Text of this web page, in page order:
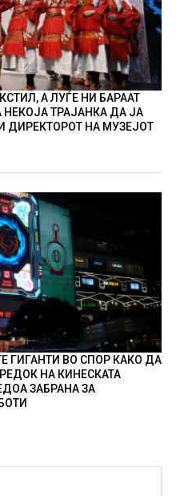
А ЛУЃЕ НИ БАРААТ
НЕКОЈА ТРАЈАНКА ДА ЈА
ДИРЕКТОРОТ НА МУЗЕЈОТ
ГИГАНТИ ВО СПОР КАКО ДА
НА КИНЕСКАТА
ЗАБРАНА ЗА